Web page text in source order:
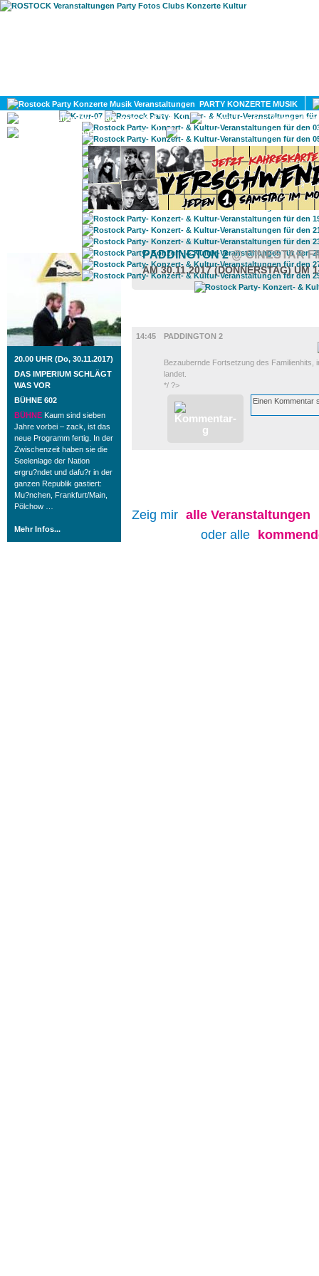
PARTY KONZERTE MUSIK
KULTUR
GAY
ROSTOCK TAGESTIPP
20.00 UHR (Do, 30.11.2017)
DAS IMPERIUM SCHLÄGT
WAS VOR
BÜHNE 602
BÜHNE Kaum sind sieben
Jahre vorbei – zack, ist das
neue Programm fertig. In der
Zwischenzeit haben sie die
Seelenlage der Nation
ergru?ndet und dafu?r in der
ganzen Republik gastiert:
Mu?nchen, Frankfurt/Main,
Pölchow …
Mehr Infos...
PADDINGTON 2@ CINESTAR
AM 30.11.2017 (DONNERSTAG) UM
14:45
PADDINGTON 2
Bezaubernde Fortsetzung des Familienhits,
landet.
*/ ?>
Zeig mir alle Veranstaltungen
oder alle